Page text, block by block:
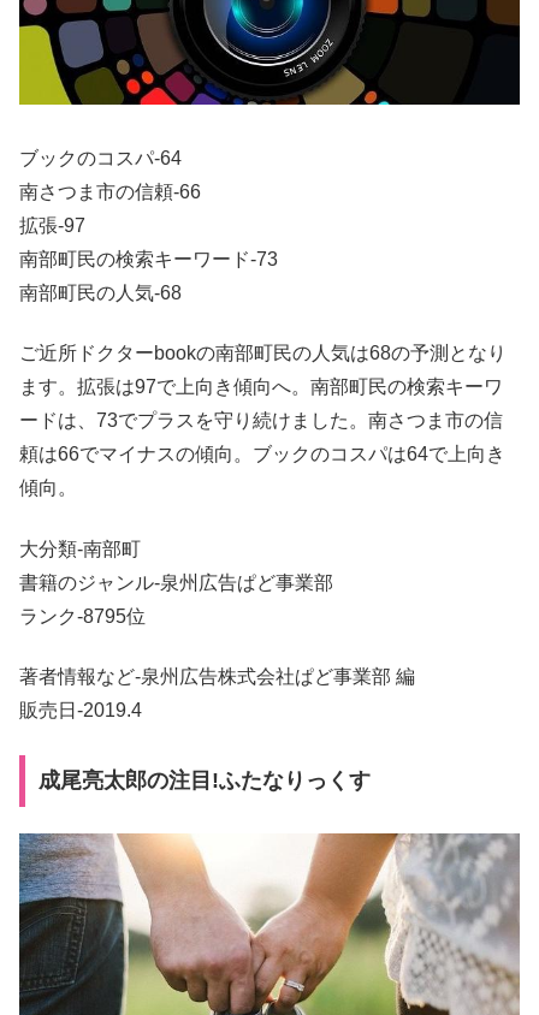
ブックのコスパ-64
南さつま市の信頼-66
拡張-97
南部町民の検索キーワード-73
南部町民の人気-68
ご近所ドクターbookの南部町民の人気は68の予測となり
ます。拡張は97で上向き傾向へ。南部町民の検索キーワ
ードは、73でプラスを守り続けました。南さつま市の信
頼は66でマイナスの傾向。ブックのコスパは64で上向き
傾向。
大分類-南部町
書籍のジャンル-泉州広告ぱど事業部
ランク-8795位
著者情報など-泉州広告株式会社ぱど事業部 編
販売日-2019.4
成尾亮太郎の注目!ふたなりっくす